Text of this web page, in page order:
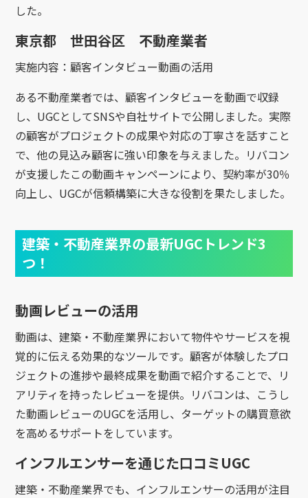
した。
東京都 世田谷区 不動産業者
実施内容：顧客インタビュー動画の活用
ある不動産業者では、顧客インタビューを動画で収録
し、UGCとしてSNSや自社サイトで公開しました。実際
の顧客がプロジェクトの成果や対応の丁寧さを話すこと
で、他の見込み顧客に強い印象を与えました。リバコン
が支援したこの動画キャンペーンにより、契約率が30％
向上し、UGCが信頼構築に大きな役割を果たしました。
建築・不動産業界の最新UGCトレンド3
つ！
動画レビューの活用
動画は、建築・不動産業界において物件やサービスを視
覚的に伝える効果的なツールです。顧客が体験したプロ
ジェクトの進捗や最終成果を動画で紹介することで、リ
アリティを持ったレビューを提供。リバコンは、こうし
た動画レビューのUGCを活用し、ターゲットの購買意欲
を高めるサポートをしています。
インフルエンサーを通じた口コミUGC
建築・不動産業界でも、インフルエンサーの活用が注目